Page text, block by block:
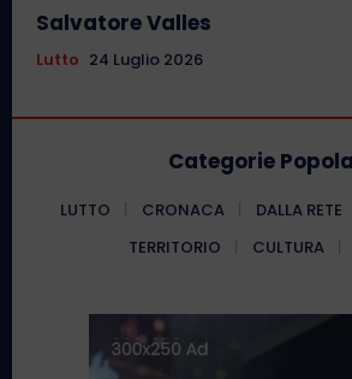
Salvatore Valles
Lutto 24 Luglio 2026
Categorie
LUTTO CRONACA DALLA RETE
TERRITORIO
CULTURA